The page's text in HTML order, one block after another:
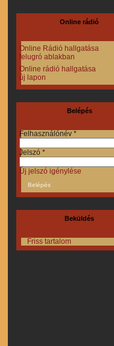
Online rádió
Online Rádió hallgatása
felugró ablakban
Online rádió hallgatása
új lapon
Belépés
Felhasználónév *
Jelszó *
Új jelszó igénylése
Beküldés
Friss tartalom